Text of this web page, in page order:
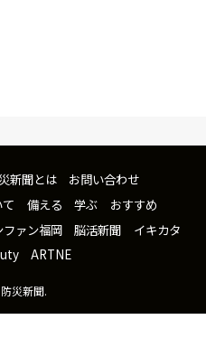
新聞とは
お問い合わせ
備える 学ぶ
おすすめ
ファン福岡 脳活新聞
イキカタ
ARTNE
災新聞.